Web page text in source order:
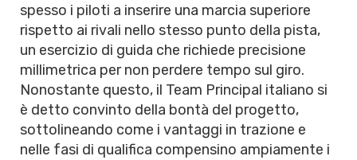
spesso i piloti a inserire una marcia superiore
rispetto ai rivali nello stesso punto della pista,
un esercizio di guida che richiede precisione
millimetrica per non perdere tempo sul giro.
Nonostante questo, il Team Principal italiano si
è detto convinto della bontà del progetto,
sottolineando come i vantaggi in trazione e
nelle fasi di qualifica compensino ampiamente i